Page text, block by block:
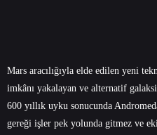
Mars aracılığıyla elde edilen yeni
imkânı yakalayan ve alternatif
600 yıllık uyku sonucunda
gereği işler pek yolunda gitmez ve